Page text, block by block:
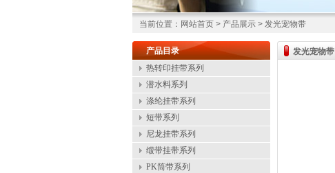
当前位置：网站首页 > 产品展示 > 发光宠物带
产品目录
热转印挂带系列
潜水料系列
涤纶挂带系列
短带系列
尼龙挂带系列
缎带挂带系列
PK筒带系列
发光宠物带